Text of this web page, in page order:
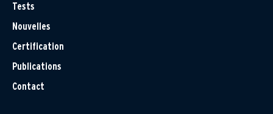
Tests
Nouvelles
Certification
Publications
Contact